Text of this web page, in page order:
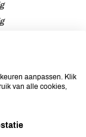
aanpassen. Klik
van alle cookies,